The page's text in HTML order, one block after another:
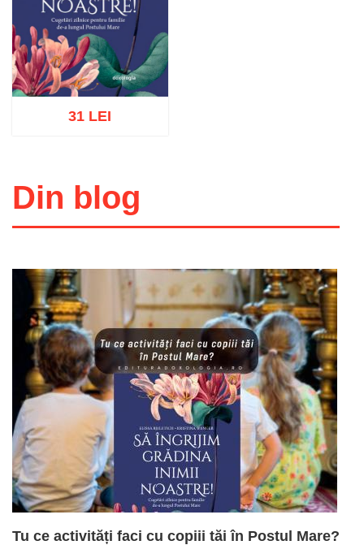
Adaugă în coș
31 LEI
Din blog
Tu ce activități faci cu copiii tăi în Postul Mare?